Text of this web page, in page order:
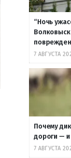
“Ночь
Волковыск
7 АВГУСТА
Почему
дороги — и
7 АВГУСТА